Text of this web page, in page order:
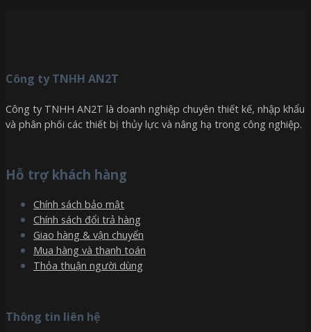
Công ty TNHH AN2T
Công ty TNHH AN2T là doanh nghiệp chuyên thiết kế, nhập khẩu
và phân phối các thiết bị thủy lực và nâng hạ trong công nghiệp.
Hỗ trợ khách hàng
Chính sách bảo mật
Chính sách đổi trả hàng
Giao hàng & vận chuyển
Mua hàng và thanh toán
Thỏa thuận người dùng
Thông tin liên hệ